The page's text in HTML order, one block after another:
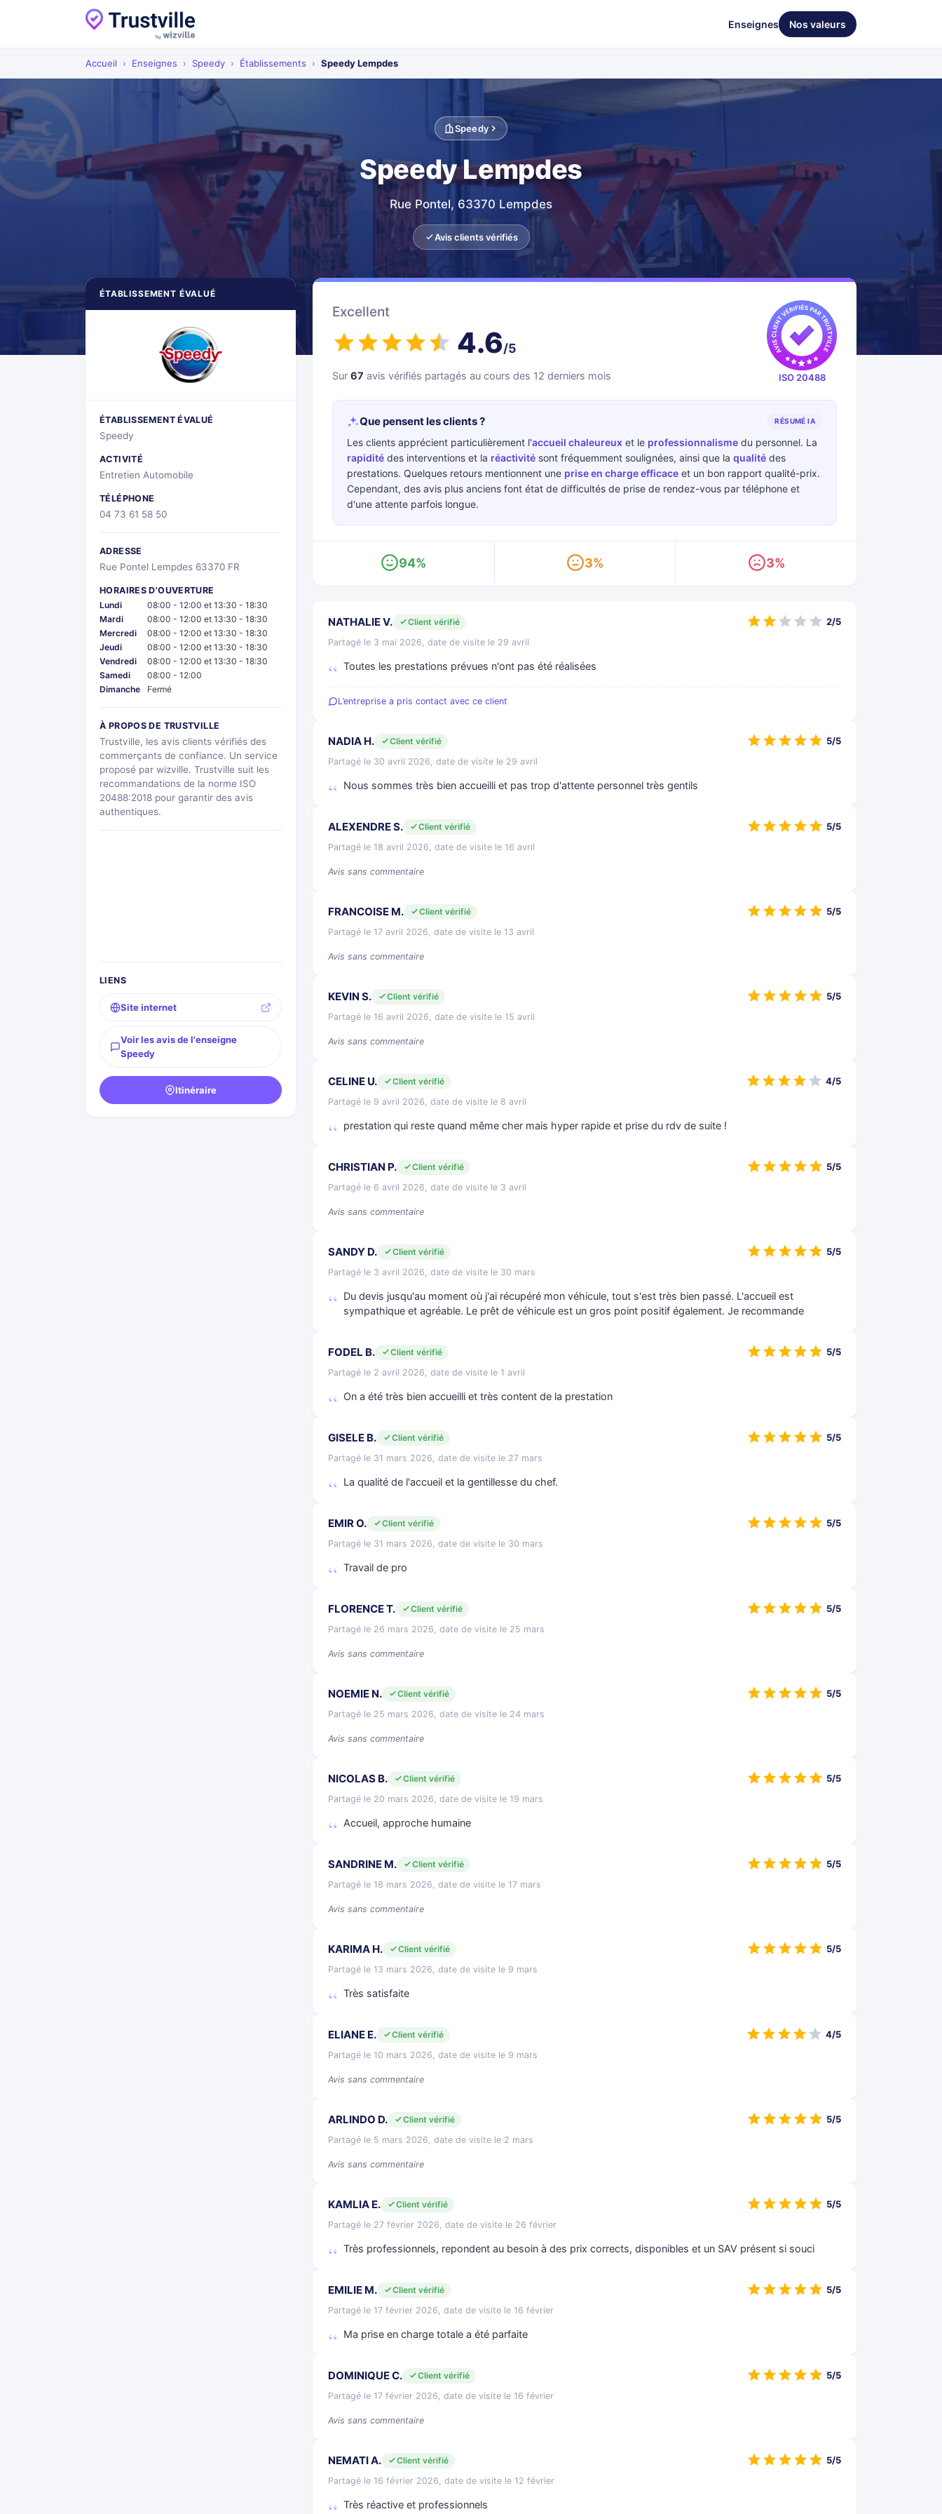
Enseignes Nos valeurs
Accueil › Enseignes › Speedy › Établissements › Speedy Lempdes
Speedy
Speedy Lempdes
Rue Pontel, 63370 Lempdes
Avis clients vérifiés
ÉTABLISSEMENT ÉVALUÉ
ÉTABLISSEMENT ÉVALUÉ
Speedy
ACTIVITÉ
Entretien Automobile
TÉLÉPHONE
04 73 61 58 50
ADRESSE
Rue Pontel Lempdes 63370 FR
HORAIRES D'OUVERTURE
Lundi
08:00 - 12:00 et 13:30 - 18:30
Mardi
08:00 - 12:00 et 13:30 - 18:30
Mercredi
08:00 - 12:00 et 13:30 - 18:30
Jeudi
08:00 - 12:00 et 13:30 - 18:30
Vendredi
08:00 - 12:00 et 13:30 - 18:30
Samedi
08:00 - 12:00
Dimanche
Fermé
À PROPOS DE TRUSTVILLE
Trustville, les avis clients vérifiés des
commerçants de confiance. Un service
proposé par wizville. Trustville suit les
recommandations de la norme ISO
20488:2018 pour garantir des avis
authentiques.
LIENS
Site internet
Voir les avis de l'enseigne
Speedy
Itinéraire
Excellent
4.6/5
Sur 67 avis vérifiés partagés au cours des 12 derniers mois ISO 20488
Que pensent les clients ? RÉSUMÉ IA
Les clients apprécient particulièrement l'accueil chaleureux et le professionnalisme du personnel. La
rapidité des interventions et la réactivité sont fréquemment soulignées, ainsi que la qualité des
prestations. Quelques retours mentionnent une prise en charge efficace et un bon rapport qualité-prix.
Cependant, des avis plus anciens font état de difficultés de prise de rendez-vous par téléphone et
d'une attente parfois longue.
94% 3% 3%
NATHALIE V.
Client vérifié
Partagé le 3 mai 2026, date de visite le 29 avril
Toutes les prestations prévues n'ont pas été réalisées
2/5
L’entreprise a pris contact avec ce client
NADIA H.
Client vérifié
Partagé le 30 avril 2026, date de visite le 29 avril
Nous sommes très bien accueilli et pas trop d'attente personnel très gentils
5/5
ALEXENDRE S.
Client vérifié
Partagé le 18 avril 2026, date de visite le 16 avril
Avis sans commentaire
5/5
FRANCOISE M.
Client vérifié
Partagé le 17 avril 2026, date de visite le 13 avril
Avis sans commentaire
5/5
KEVIN S.
Client vérifié
Partagé le 16 avril 2026, date de visite le 15 avril
Avis sans commentaire
5/5
CELINE U.
Client vérifié
Partagé le 9 avril 2026, date de visite le 8 avril
prestation qui reste quand même cher mais hyper rapide et prise du rdv de suite !
4/5
CHRISTIAN P.
Client vérifié
Partagé le 6 avril 2026, date de visite le 3 avril
Avis sans commentaire
5/5
SANDY D.
Client vérifié
Partagé le 3 avril 2026, date de visite le 30 mars
Du devis jusqu'au moment où j'ai récupéré mon véhicule, tout s'est très bien passé. L'accueil est
sympathique et agréable. Le prêt de véhicule est un gros point positif également. Je recommande
5/5
FODEL B.
Client vérifié
Partagé le 2 avril 2026, date de visite le 1 avril
On a été très bien accueilli et très content de la prestation
5/5
GISELE B.
Client vérifié
Partagé le 31 mars 2026, date de visite le 27 mars
La qualité de l'accueil et la gentillesse du chef.
5/5
EMIR O.
Client vérifié
Partagé le 31 mars 2026, date de visite le 30 mars
Travail de pro
5/5
FLORENCE T.
Client vérifié
Partagé le 26 mars 2026, date de visite le 25 mars
Avis sans commentaire
5/5
NOEMIE N.
Client vérifié
Partagé le 25 mars 2026, date de visite le 24 mars
Avis sans commentaire
5/5
NICOLAS B.
Client vérifié
Partagé le 20 mars 2026, date de visite le 19 mars
Accueil, approche humaine
5/5
SANDRINE M.
Client vérifié
Partagé le 18 mars 2026, date de visite le 17 mars
Avis sans commentaire
5/5
KARIMA H.
Client vérifié
Partagé le 13 mars 2026, date de visite le 9 mars
Très satisfaite
5/5
ELIANE E.
Client vérifié
Partagé le 10 mars 2026, date de visite le 9 mars
Avis sans commentaire
4/5
ARLINDO D.
Client vérifié
Partagé le 5 mars 2026, date de visite le 2 mars
Avis sans commentaire
5/5
KAMLIA E.
Client vérifié
Partagé le 27 février 2026, date de visite le 26 février
Très professionnels, repondent au besoin à des prix corrects, disponibles et un SAV présent si souci
5/5
EMILIE M.
Client vérifié
Partagé le 17 février 2026, date de visite le 16 février
Ma prise en charge totale a été parfaite
5/5
DOMINIQUE C.
Client vérifié
Partagé le 17 février 2026, date de visite le 16 février
Avis sans commentaire
5/5
NEMATI A.
Client vérifié
Partagé le 16 février 2026, date de visite le 12 février
Très réactive et professionnels
5/5